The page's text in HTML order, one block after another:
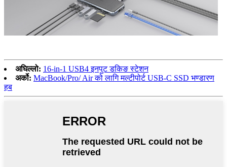
अघिल्लो: 16-in-1 USB4 इनपुट डकिङ स्टेशन
अर्को: MacBook/Pro/ Air को लागि मल्टीपोर्ट USB-C SSD भण्डारण
हब